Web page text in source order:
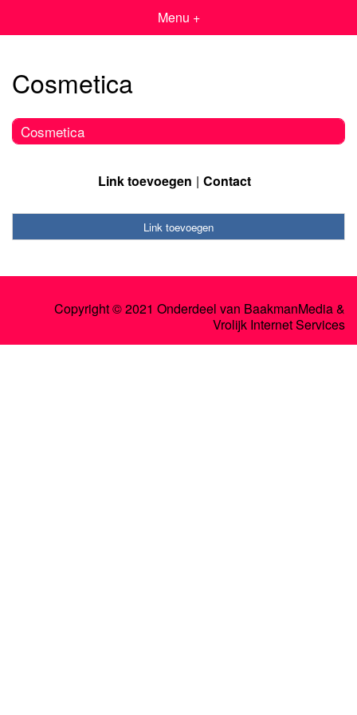
Menu +
Cosmetica
Cosmetica
Link toevoegen Contact
Link toevoegen
Copyright © 2021 Onderdeel van BaakmanMedia&
Vrolijk Internet Services